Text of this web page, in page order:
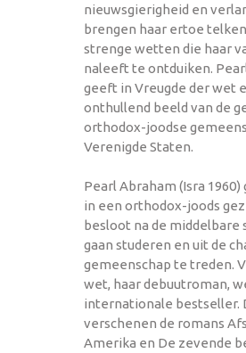
nieuwsgierigheid en
brengen haar ertoe
strenge wetten die haar
naleeft te ontduiken.
geeft in Vreugde der wet
onthullend beeld van de
orthodox-joodse
Verenigde Staten.
Pearl Abraham (Isra 1960)
in een orthodox-joods
besloot na de middelbare
gaan studeren en uit de
gemeenschap te treden.
wet, haar debuutroman,
internationale bestseller.
verschenen de romans
Amerika en De zevende